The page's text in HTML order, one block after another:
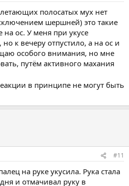
полосатых мух нет
шершней) это такие
ос. У меня при укусе
к вечеру отпустило, а на ос и
особого внимания, но мне
путём активного махания
в принципе не могут быть
#11
на руке укусила. Рука стала
и отмачивал руку в